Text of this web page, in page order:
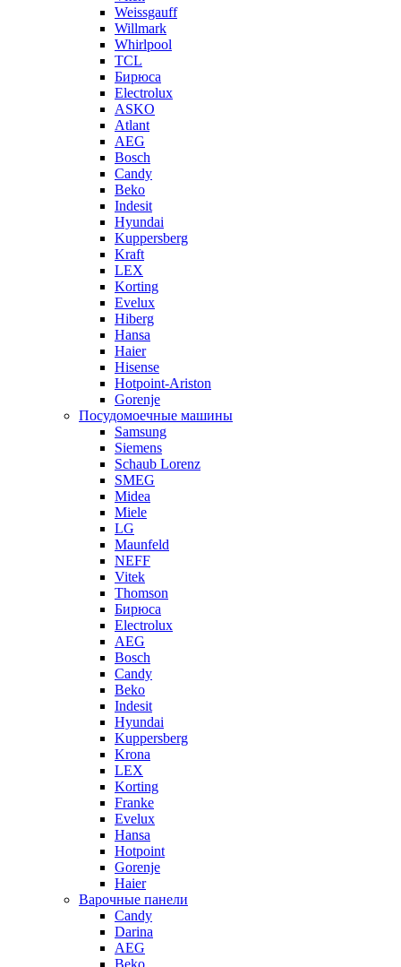
Weissgauff
Willmark
Whirlpool
TCL
Бирюса
Electrolux
ASKO
Atlant
AEG
Bosch
Candy
Beko
Indesit
Hyundai
Kuppersberg
Kraft
LEX
Korting
Evelux
Hiberg
Hansa
Haier
Hisense
Hotpoint-Ariston
Gorenje
Посудомоечные машины
Samsung
Siemens
Schaub Lorenz
SMEG
Midea
Miele
LG
Maunfeld
NEFF
Vitek
Thomson
Бирюса
Electrolux
AEG
Bosch
Candy
Beko
Indesit
Hyundai
Kuppersberg
Krona
LEX
Korting
Franke
Evelux
Hansa
Hotpoint
Gorenje
Haier
Варочные панели
Candy
Darina
AEG